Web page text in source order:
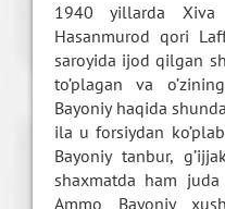
1940 yillarda Xiva
Hasanmurod qori
saroyida ijod qilgan
to’plagan va
Bayoniy haqida
ila u forsiydan
Bayoniy tanbur,
shaxmatda ham juda
Ammo Bayoniy